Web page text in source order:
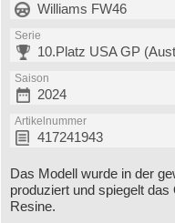
Williams FW46
Serie
10.Platz USA GP
Saison
2024
Artikelnummer
417241943
Das Modell wurde in der
produziert und spiegelt
Resine.